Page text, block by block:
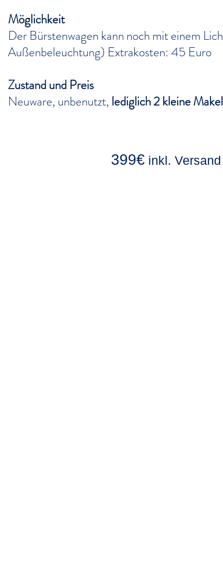
Möglichkeit
Der Bürstenwagen kann noch mit einem
Außenbeleuchtung) Extrakosten: 45 Euro
Zustand und Preis
Neuware, unbenutzt,lediglich 2 kleine
399€ inkl. Versand